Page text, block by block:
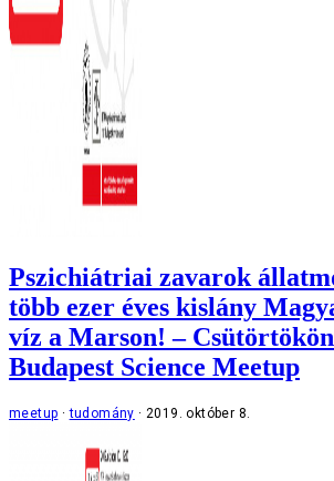
Pszichiátriai zavarok
több ezer éves kislány
víz a Marson! –
Budapest Science Meetup
meetup tudomány 2019. október 8.